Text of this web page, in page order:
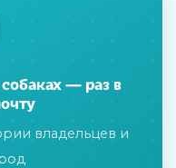
— раз в
владельцев и